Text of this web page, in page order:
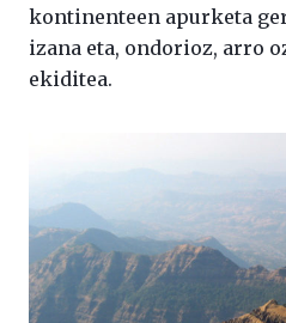
kontinenteen apurketa
izana eta, ondorioz, arro
ekiditea.